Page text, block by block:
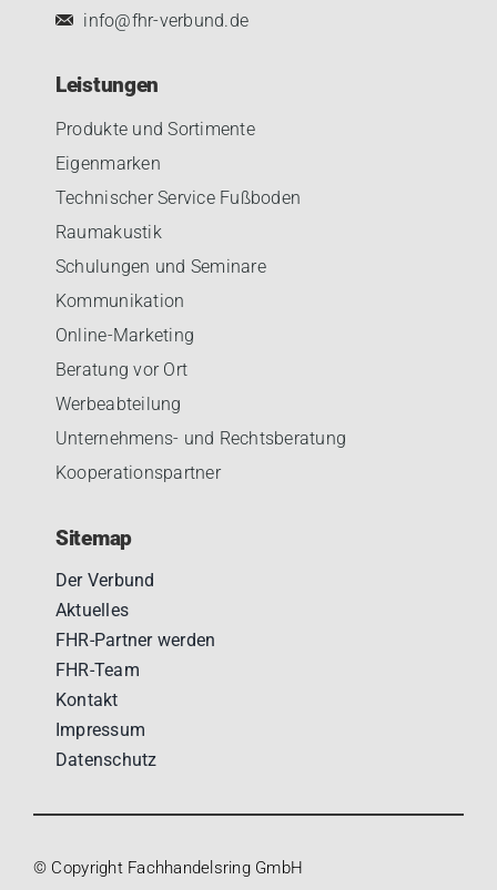
info@fhr-verbund.de
Leistungen
Produkte und Sortimente
Eigenmarken
Technischer Service Fußboden
Raumakustik
Schulungen und Seminare
Kommunikation
Online-Marketing
Beratung vor Ort
Werbeabteilung
Unternehmens- und Rechtsberatung
Kooperationspartner
Sitemap
Der Verbund
Aktuelles
FHR-Partner werden
FHR-Team
Kontakt
Impressum
Datenschutz
© Copyright Fachhandelsring GmbH